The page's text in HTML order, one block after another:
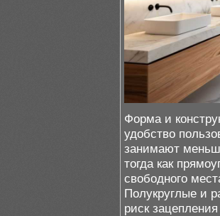
Форма и
удобство
занимают
тогда как
свободного
Полукруглые и
риск